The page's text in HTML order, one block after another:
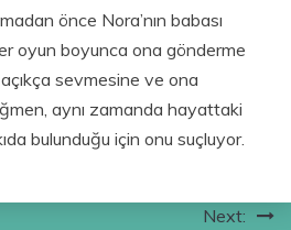
önce Nora’nın babası
oyun boyunca ona gönderme
açıkça sevmesine ve ona
aynı zamanda hayattaki
bulunduğu için onu suçluyor.
Next: